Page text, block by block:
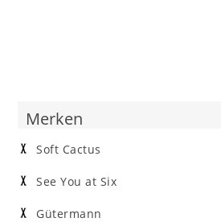
Merken
Soft Cactus
See You at Six
Gütermann